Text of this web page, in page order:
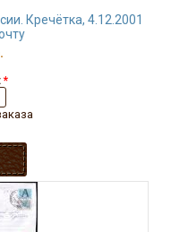
Кречётка, 4.12.2001
*